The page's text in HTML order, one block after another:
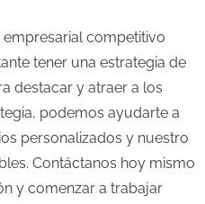
competitivo
tener una estrategia de
destacar y atraer a los
podemos ayudarte a
personalizados y nuestro
Contáctanos hoy mismo
y comenzar a trabajar